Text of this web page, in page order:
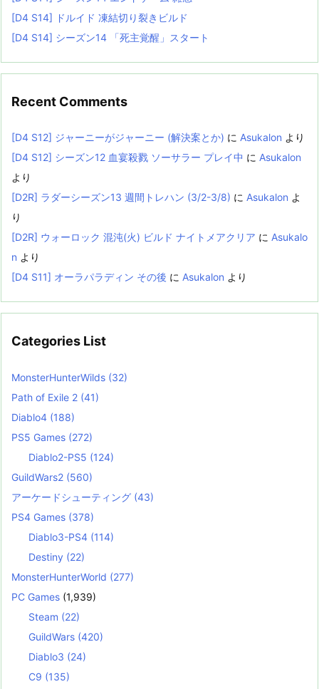
[D4 S14] ドルイド 凍結切り裂きビルド
[D4 S14] シーズン14 「死主覚醒」スタート
Recent Comments
[D4 S12] ジャーニーがジャーニー (解決案とか) に Asukalon より
[D4 S12] シーズン12 血宴殺戮 ソーサラー プレイ中 に Asukalon
より
[D2R] ラダーシーズン13 週間トレハン (3/2-3/8) に Asukalon よ
り
[D2R] ウォーロック 混沌(火) ビルド ナイトメアクリア に Asukalo
n より
[D4 S11] オーラパラディン その後 に Asukalon より
Categories List
MonsterHunterWilds (32)
Path of Exile 2 (41)
Diablo4 (188)
PS5 Games (272)
Diablo2-PS5 (124)
GuildWars2 (560)
アーケードシューティング (43)
PS4 Games (378)
Diablo3-PS4 (114)
Destiny (22)
MonsterHunterWorld (277)
PC Games (1,939)
Steam (22)
GuildWars (420)
Diablo3 (24)
C9 (135)